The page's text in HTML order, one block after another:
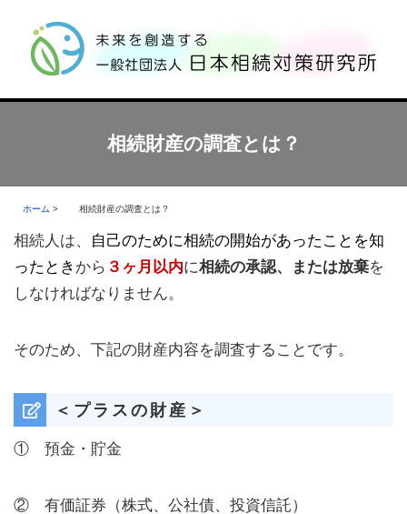
相続財産の調査とは？
ホーム > 相続財産の調査とは？
相続人は、
自己のために相続の開始があったことを知
ったとき から ３ヶ月以内に相続の承認、 または放棄を
しなければなりません。
そのため、下記の財産内容を調査することです。
＜プラスの財産 ＞
① 預金・貯金
② 有価証券（株式、公社債、投資信託）